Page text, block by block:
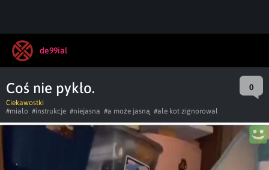
de99ial
Coś nie pykło. 0
Ciekawostki
#mialo #instrukcje #niejasna #a może jasną #ale kot zignorował